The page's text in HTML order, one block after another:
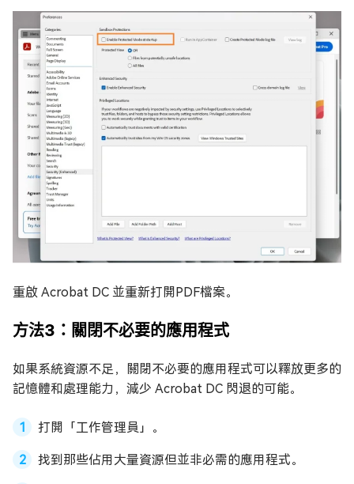
重啟 Acrobat DC 並重新打開PDF檔案。
方法3：關閉不必要的應用程式
如果系統資源不足，關閉不必要的應用程式可以釋放更多的
記憶體和處理能力，減少 Acrobat DC 閃退的可能。
打開「工作管理員」。
找到那些佔用大量資源但並非必需的應用程式。